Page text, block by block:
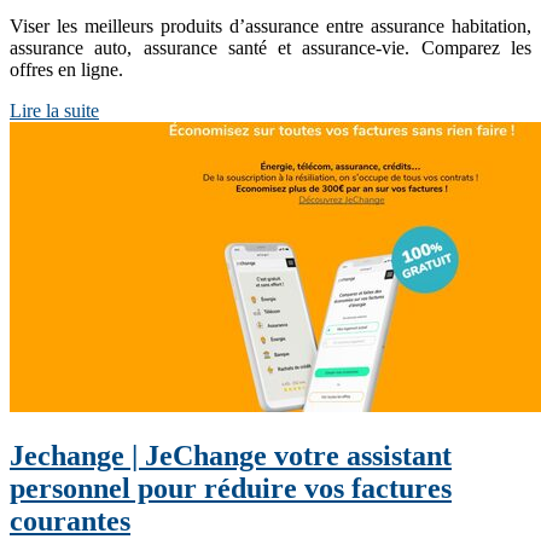
Viser les meilleurs produits d’assurance entre assurance habitation,
assurance auto, assurance santé et assurance-vie. Comparez les
offres en ligne.
Lire la suite
Jechange | JeChange votre assistant
personnel pour réduire vos factures
courantes